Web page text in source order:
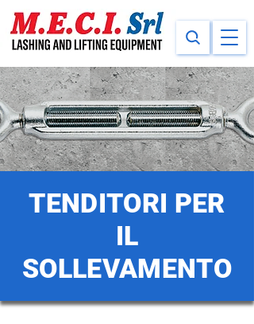
TENDITORI PER
IL
SOLLEVAMENTO